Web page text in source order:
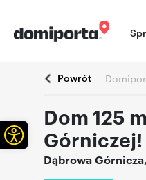
Powrót
Dom 125
Dąbrowa Górnicza,
Otwórz pasek narzędzi